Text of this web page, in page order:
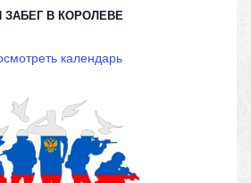
В КОРОЛЕВЕ
календарь